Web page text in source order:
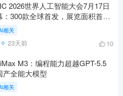
2026世界人工智能大会7月17日
：300款全球首发，展览面积首破
平米
相关
23天前 10
M3：编程能力超越GPT-5.5
产全能大模型
相关